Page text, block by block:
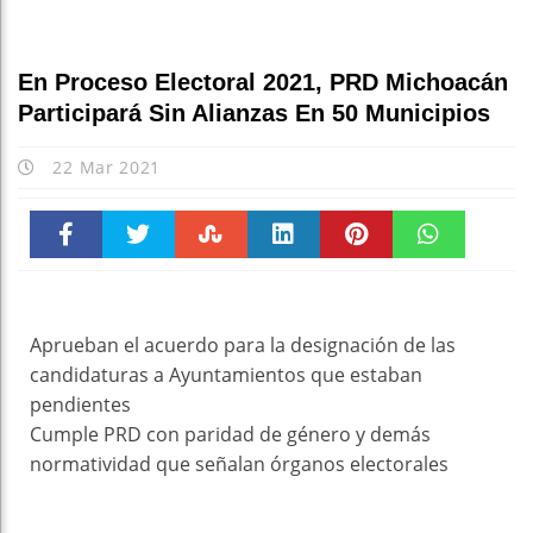
En Proceso Electoral 2021, PRD Michoacán
Participará Sin Alianzas En 50 Municipios
22 Mar 2021
pt
Aprueban el acuerdo para la designación de las
candidaturas a Ayuntamientos que estaban
pendientes
Cumple PRD con paridad de género y demás
normatividad que señalan órganos electorales